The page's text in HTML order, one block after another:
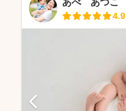
4.9